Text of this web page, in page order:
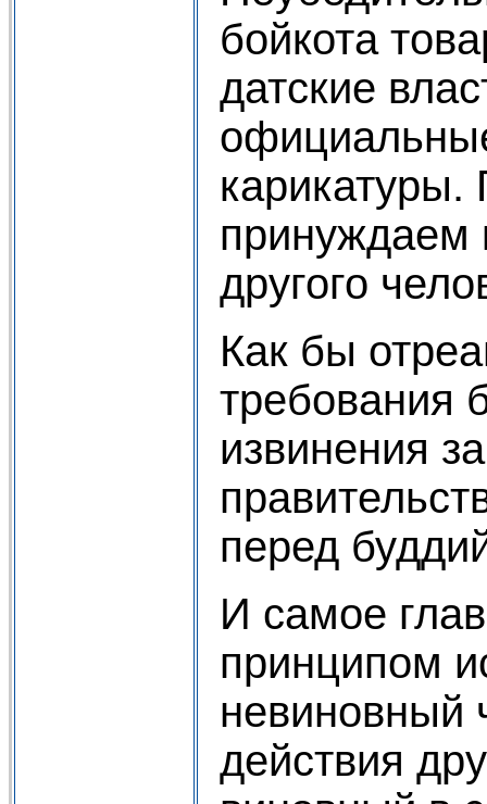
бойкота
датские
принуждаем
другого
Как бы
требования
извинения
перед
И самое
принципом
невиновный
действия